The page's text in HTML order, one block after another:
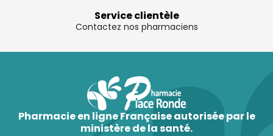
Service clientèle
Contactez nos pharmaciens
Pharmacie en ligne Française autorisée par le
ministère de la santé.